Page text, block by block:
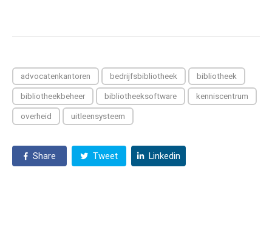
advocatenkantoren bedrijfsbibliotheek bibliotheek
bibliotheekbeheer bibliotheeksoftware kenniscentrum
overheid uitleensysteem
Share Tweet Linkedin